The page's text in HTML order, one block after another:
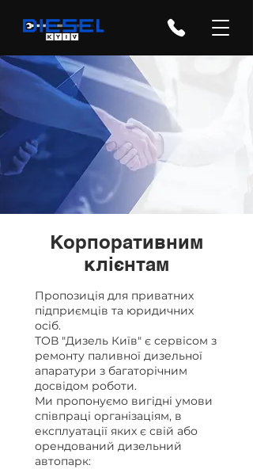
Корпоративним
клієнтам
Пропозиція для приватних
підприємців та юридичних
осіб.
ТОВ "Дизель Київ" є сервісом з
ремонту паливної дизельної
апаратури з багаторічним
досвідом роботи.
Ми пропонуємо вигідні умови
співпраці організаціям, в
експлуатації яких є свій або
орендований дизельний
автопарк: